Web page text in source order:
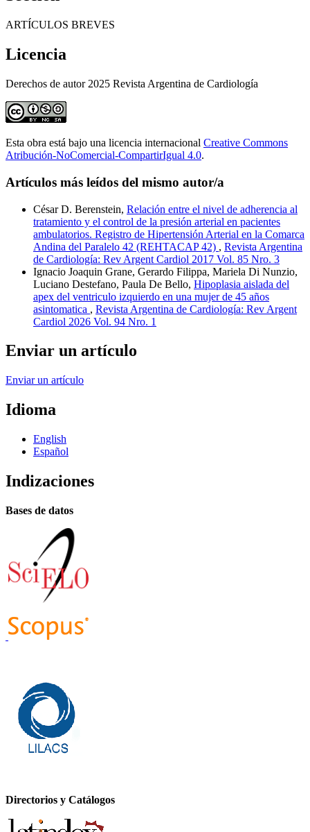
ARTÍCULOS BREVES
Licencia
Derechos de autor 2025 Revista Argentina de Cardiología
Esta obra está bajo una licencia internacional Creative Commons
Atribución-NoComercial-CompartirIgual 4.0.
Artículos más leídos del mismo autor/a
César D. Berenstein, Relación entre el nivel de adherencia al
tratamiento y el control de la presión arterial en pacientes
ambulatorios. Registro de Hipertensión Arterial en la Comarca
Andina del Paralelo 42 (REHTACAP 42) , Revista Argentina
de Cardiología: Rev Argent Cardiol 2017 Vol. 85 Nro. 3
Ignacio Joaquin Grane, Gerardo Filippa, Mariela Di Nunzio,
Luciano Destefano, Paula De Bello, Hipoplasia aislada del
apex del ventriculo izquierdo en una mujer de 45 años
asintomatica , Revista Argentina de Cardiología: Rev Argent
Cardiol 2026 Vol. 94 Nro. 1
Enviar un artículo
Enviar un artículo
Idioma
English
Español
Indizaciones
Bases de datos
Directorios y Catálogos